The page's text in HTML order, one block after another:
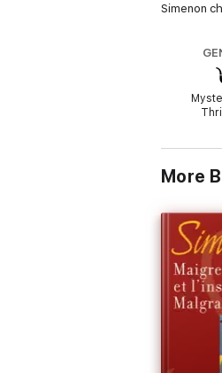
Simenon
More